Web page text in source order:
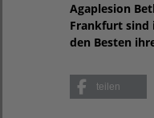
Agaplesion
Frankfurt sind
den Besten
teilen